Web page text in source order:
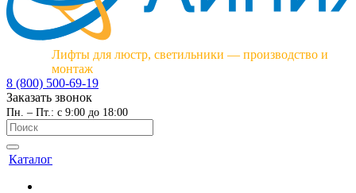
Лифты для люстр, светильники — производство и
монтаж
8 (800) 500-69-19
Заказать звонок
Пн. – Пт.: с 9:00 до 18:00
Каталог